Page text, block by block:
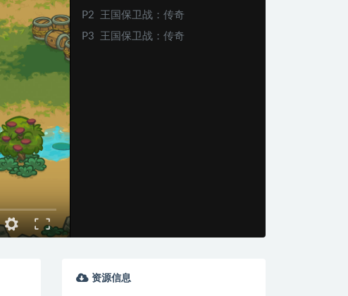
P2
王国保卫战：传奇
P3
王国保卫战：传奇
资源信息